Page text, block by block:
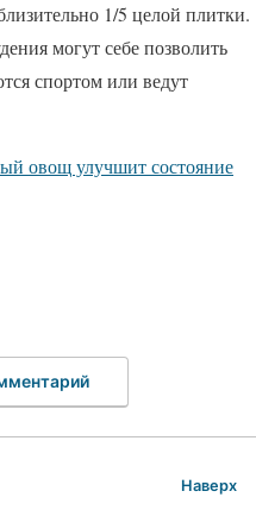
1/5 целой плитки.
могут себе позволить
спортом или ведут
овощ улучшит состояние
Наверх